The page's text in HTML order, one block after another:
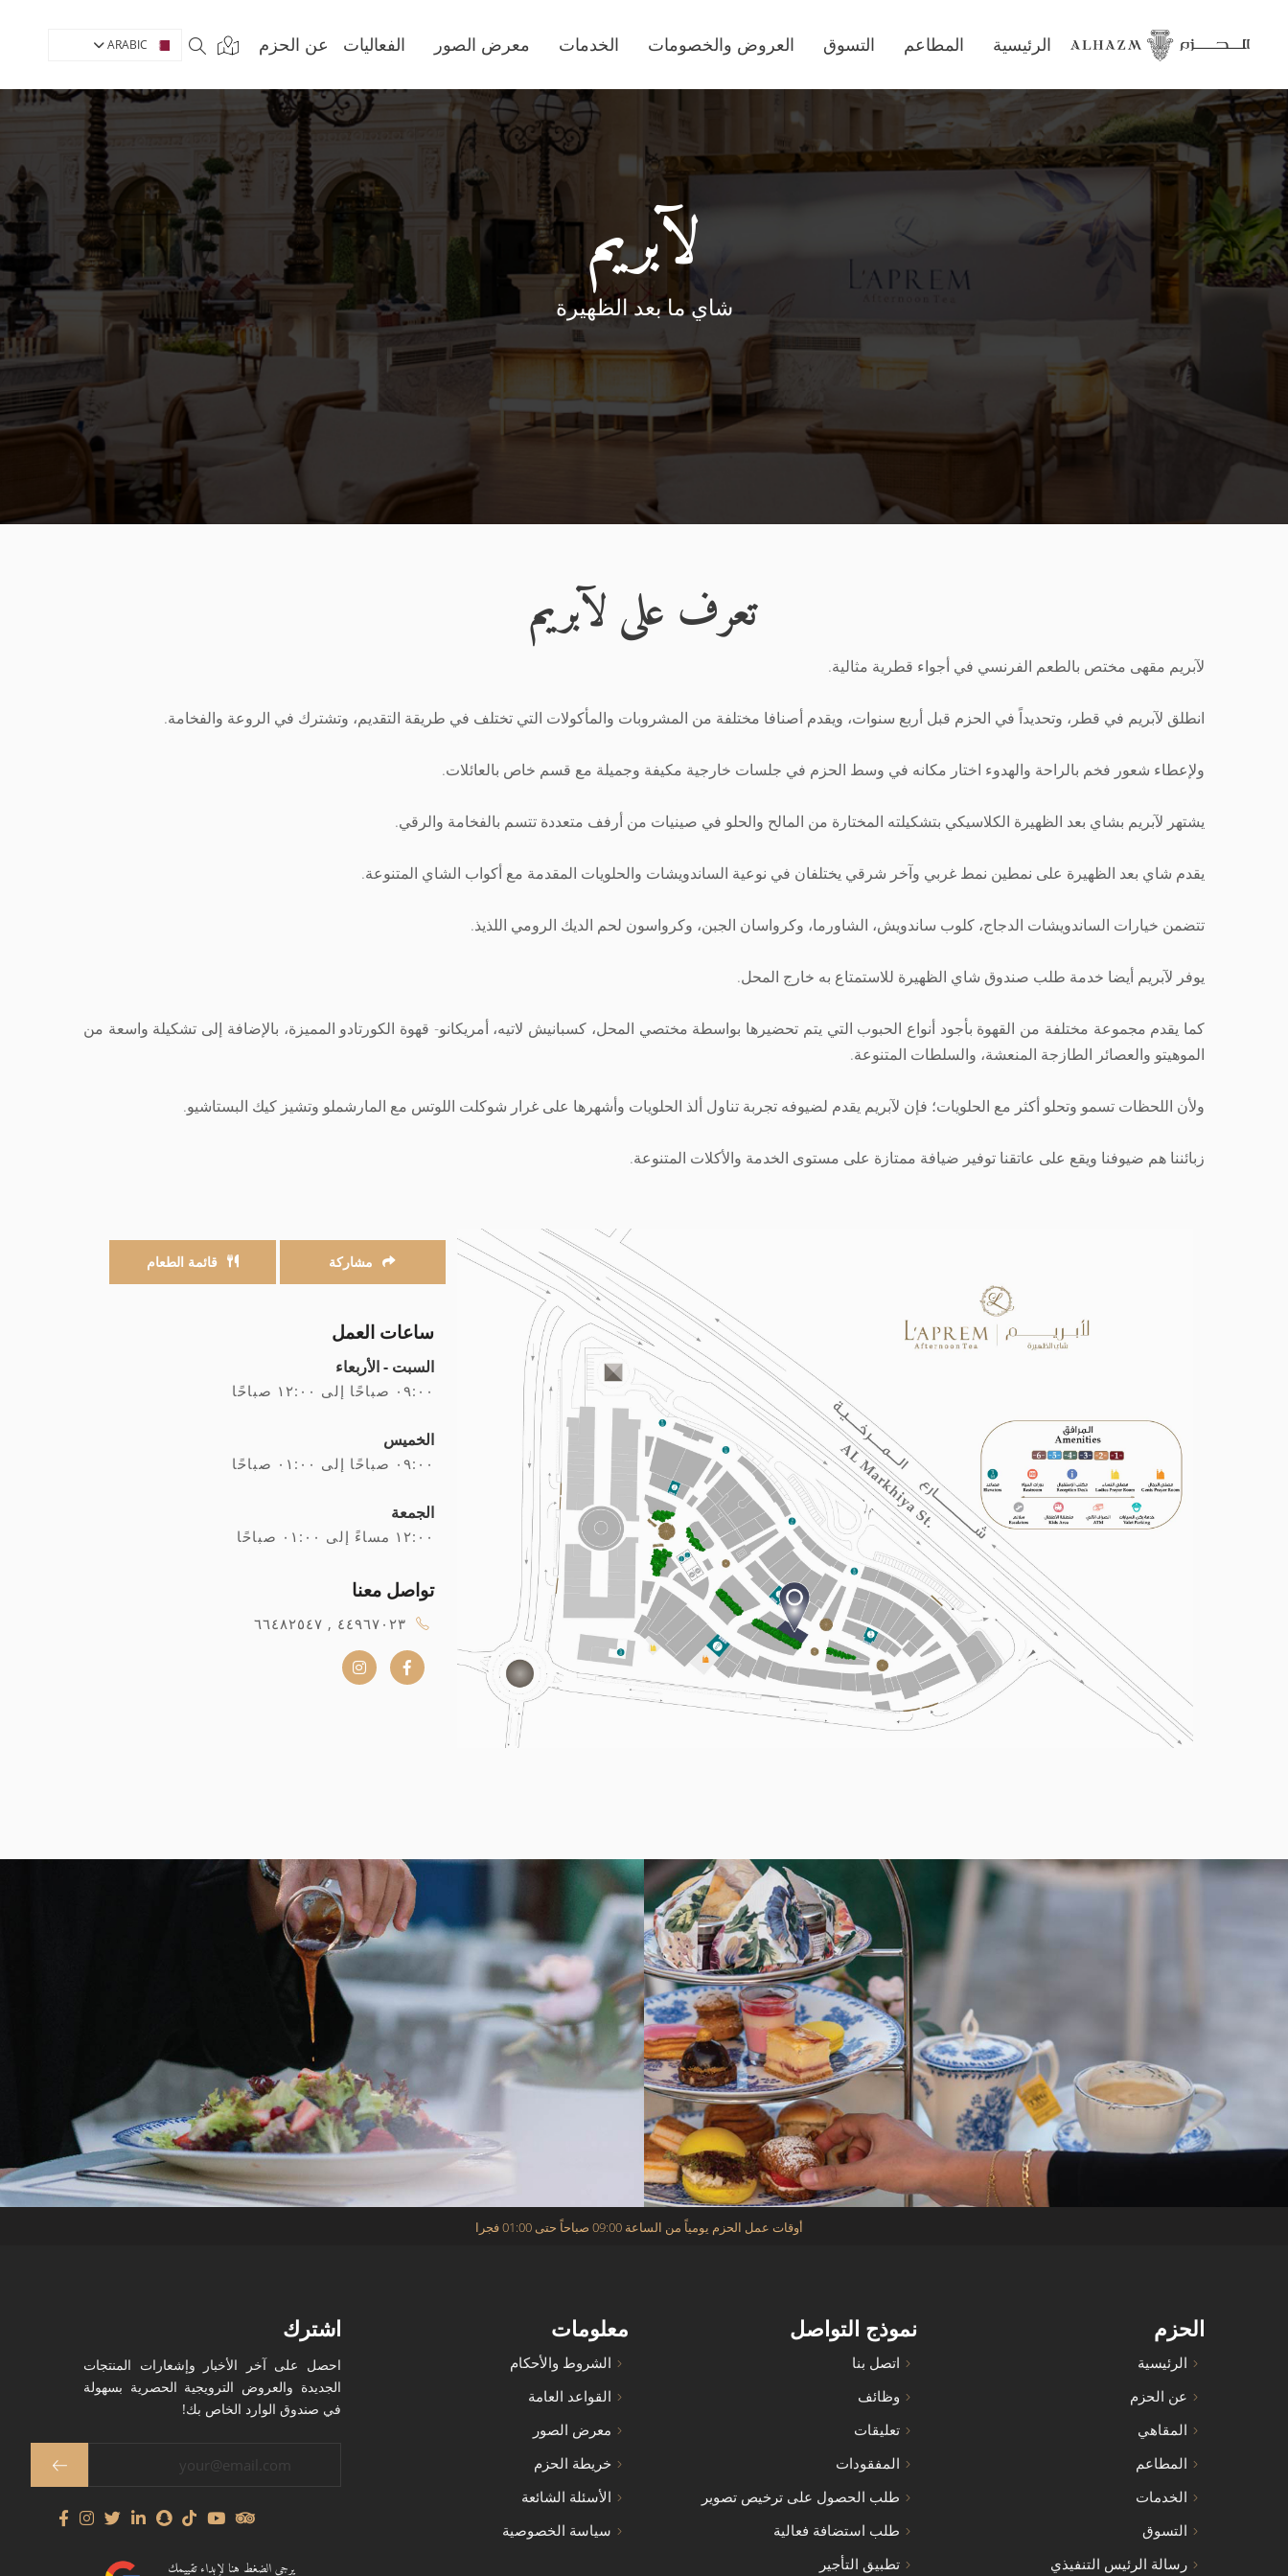
الرئيسية المطاعم التسوق العروض والخصومات الخدمات معرض الصور الفعاليات عن الحزم ARABIC
لآبريم
شاي ما بعد الظهيرة
تعرف على لآبريم
لآبريم مقهى مختص بالطعم الفرنسي في أجواء قطرية مثالية.
انطلق لآبريم في قطر، وتحديداً في الحزم قبل أربع سنوات، ويقدم أصنافا مختلفة من المشروبات والمأكولات التي تختلف في طريقة التقديم، وتشترك في الروعة والفخامة.
ولإعطاء شعور فخم بالراحة والهدوء اختار مكانه في وسط الحزم في جلسات خارجية مكيفة وجميلة مع قسم خاص بالعائلات.
يشتهر لآبريم بشاي بعد الظهيرة الكلاسيكي بتشكيلته المختارة من المالح والحلو في صينيات من أرفف متعددة تتسم بالفخامة والرقي.
يقدم شاي بعد الظهيرة على نمطين نمط غربي وآخر شرقي يختلفان في نوعية الساندويشات والحلويات المقدمة مع أكواب الشاي المتنوعة.
تتضمن خيارات الساندويشات الدجاج، كلوب ساندويش، الشاورما، وكرواسان الجبن، وكرواسون لحم الديك الرومي اللذيذ.
يوفر لآبريم أيضا خدمة طلب صندوق شاي الظهيرة للاستمتاع به خارج المحل.
كما يقدم مجموعة مختلفة من القهوة بأجود أنواع الحبوب التي يتم تحضيرها بواسطة مختصي المحل، كسبانيش لاتيه، أمريكانو- قهوة الكورتادو المميزة، بالإضافة إلى تشكيلة واسعة من
الموهيتو والعصائر الطازجة المنعشة، والسلطات المتنوعة.
ولأن اللحظات تسمو وتحلو أكثر مع الحلويات؛ فإن لآبريم يقدم لضيوفه تجربة تناول ألذ الحلويات وأشهرها على غرار شوكلت اللوتس مع المارشملو وتشيز كيك البستاشيو.
زبائننا هم ضيوفنا ويقع على عاتقنا توفير ضيافة ممتازة على مستوى الخدمة والأكلات المتنوعة.
مشاركة قائمة الطعام
ساعات العمل
السبت - الأربعاء
۰۹:۰۰ صباحًا إلى ۱۲:۰۰ صباحًا
الخميس
۰۹:۰۰ صباحًا إلى ۰۱:۰۰ صباحًا
الجمعة
۱۲:۰۰ مساءً إلى ۰۱:۰۰ صباحًا
تواصل معنا
أوقات عمل الحزم يومياً من الساعة 09:00 صباحاً حتى 01:00 فجرا
الحزم
الرئيسية
عن الحزم
المقاهي
المطاعم
الخدمات
التسوق
رسالة الرئيس التنفيذي
نموذج التواصل
اتصل بنا
وظائف
تعليقات
المفقودات
طلب الحصول على ترخيص تصوير
طلب استضافة فعالية
تطبيق التأجير
معلومات
الشروط والأحكام
القواعد العامة
معرض الصور
خريطة الحزم
الأسئلة الشائعة
سياسة الخصوصية
اشترك
احصل على آخر الأخبار وإشعارات المنتجات
الجديدة والعروض الترويجية الحصرية بسهولة
في صندوق الوارد الخاص بك!
يرجى الضغط هنا لإبداء تقييمك